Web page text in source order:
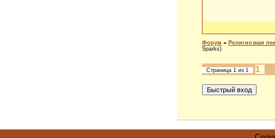
Форум » Религиозная
Sparks)
Страница 1 из 1 1